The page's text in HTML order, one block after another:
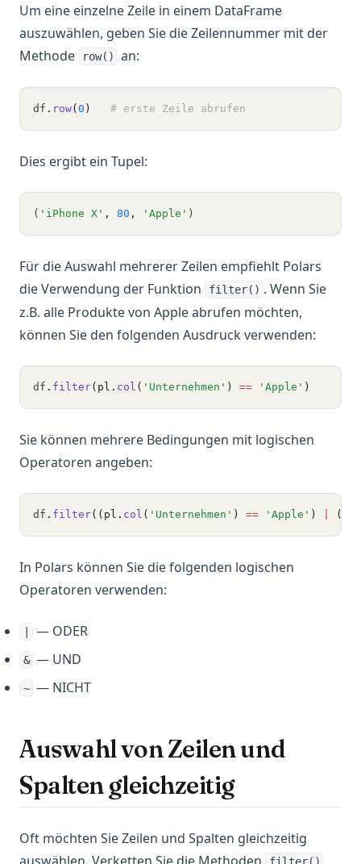
Um eine einzelne Zeile in einem DataFrame
auszuwählen, geben Sie die Zeilennummer mit der
Methode
row() an:
df . row( 0 ) # erste Zeile abrufen
Dies ergibt ein Tupel:
( 'iPhone X' , 80 , 'Apple' )
Für die Auswahl mehrerer Zeilen empfiehlt Polars
die Verwendung der Funktion
filter() . Wenn Sie
z.B. alle Produkte von Apple abrufen möchten,
können Sie den folgenden Ausdruck verwenden:
df . filter(pl. col ( 'Unternehmen' ) == 'Apple' )
Sie können mehrere Bedingungen mit logischen
Operatoren angeben:
df . filter((pl. col ( 'Unternehmen' ) == 'Apple' ) (pl.
In Polars können Sie die folgenden logischen
Operatoren verwenden:
— ODER
& — UND
~ — NICHT
Auswahl von Zeilen und
Spalten gleichzeitig
Oft möchten Sie Zeilen und Spalten gleichzeitig